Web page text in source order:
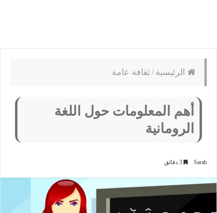
الرئيسية /ثقافة عامة
أهم المعلومات حول اللغة
الرومانية
Sarah